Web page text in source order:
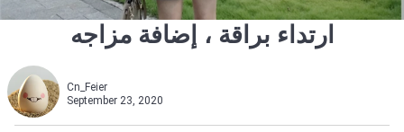
ارتداء براقة ، إضافة مزاجه
Cn_Feier
September 23, 2020